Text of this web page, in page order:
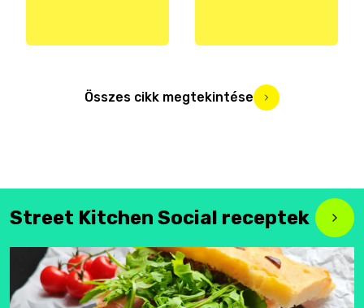
Összes cikk megtekintése
Street Kitchen Social receptek